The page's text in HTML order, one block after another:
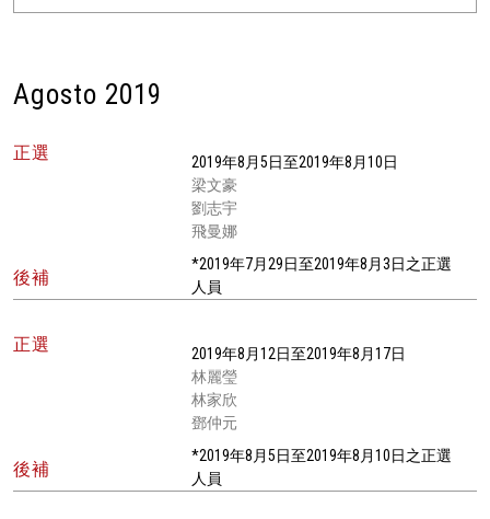
Agosto 2019
正選
2019年8月5日至2019年8月10日
梁文豪
劉志宇
飛曼娜
後補
*2019年7月29日至2019年8月3日之正選
人員
正選
2019年8月12日至2019年8月17日
林麗瑩
林家欣
鄧仲元
後補
*2019年8月5日至2019年8月10日之正選
人員